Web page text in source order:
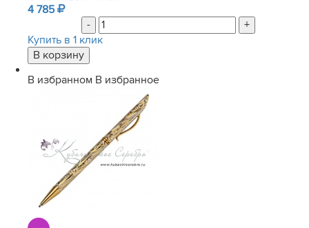
4 785
-
+
Купить в 1 клик
В избранном В избранное